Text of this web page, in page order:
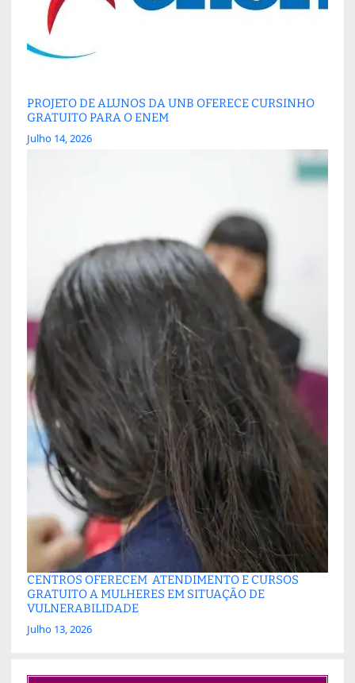
PROJETO DE ALUNOS DA UNB OFERECE CURSINHO
GRATUITO PARA O ENEM
Julho 14, 2026
CENTROS OFERECEM ATENDIMENTO E CURSOS
GRATUITO A MULHERES EM SITUAÇÃO DE
VULNERABILIDADE
Julho 13, 2026